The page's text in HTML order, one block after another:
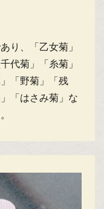
り、「乙女菊」
代菊」「糸菊」
「野菊」「残
「はさみ菊」な